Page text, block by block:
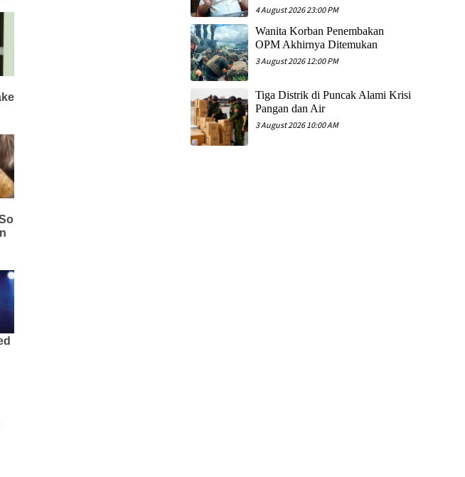
4 August 2026 23:00 PM
Wanita Korban Penembakan
OPM Akhirnya Ditemukan
3 August 2026 12:00 PM
Tiga Distrik di Puncak Alami Krisi
Pangan dan Air
3 August 2026 10:00 AM